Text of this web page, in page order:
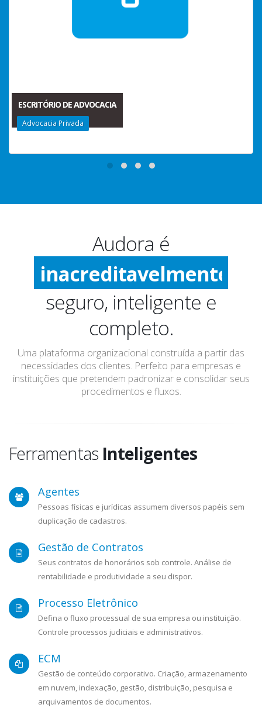
ESCRITÓRIO DE ADVOCACIA
Advocacia Privada
Audora é
inacreditavelmente
especialmente
extremamente
inacreditavelmente
seguro, inteligente e
completo.
Uma plataforma organizacional construída a partir das
necessidades dos clientes. Perfeito para empresas e
instituições que pretendem padronizar e consolidar seus
procedimentos e fluxos.
Ferramentas Inteligentes
Agentes
Pessoas físicas e jurídicas assumem diversos papéis sem
duplicação de cadastros.
Gestão de Contratos
Seus contratos de honorários sob controle. Análise de
rentabilidade e produtividade a seu dispor.
Processo Eletrônico
Defina o fluxo processual de sua empresa ou instituição.
Controle processos judiciais e administrativos.
ECM
Gestão de conteúdo corporativo. Criação, armazenamento
em nuvem, indexação, gestão, distribuição, pesquisa e
arquivamentos de documentos.